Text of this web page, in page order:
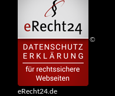
©
eRecht24.de